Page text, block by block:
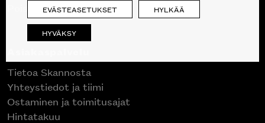
Poistuvat mallikappaleet
Tietoa Skannosta
Yhteystiedot ja tiimi
Ostaminen ja toimitusajat
Hintatakuu
EVÄSTEASETUKSET HYLKÄÄ
HYVÄKSY